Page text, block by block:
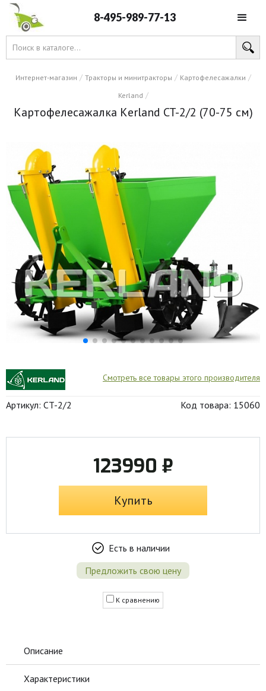
8-495-989-77-13
Интернет-магазин / Тракторы и минитракторы / Картофелесажалки /
Kerland /
Картофелесажалка Кerland CT-2/2 (70-75 см)
Смотреть все товары этого производителя
Артикул: CT-2/2 Код товара: 15060
123990 ₽
Купить
Есть в наличии
Предложить свою цену
К сравнению
Описание
Характеристики